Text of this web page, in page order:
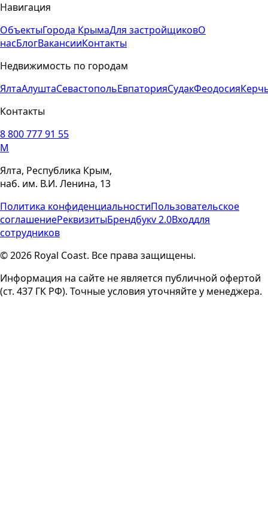
Навигация
ОбъектыГорода КрымаДля застройщиковО
насБлогВакансииКонтакты
Недвижимость по городам
ЯлтаАлуштаСевастопольЕвпаторияСудакФеодосия
Контакты
8 800 777 91 55
M
Ялта, Республика Крым,
наб. им. В.И. Ленина, 13
Политика конфиденциальностиПользовательское
соглашениеРеквизитыБрендбукv 2.0Входдля
сотрудников
© 2026 Royal Coast. Все права защищены.
Информация на сайте не является публичной офертой
(ст. 437 ГК РФ). Точные условия уточняйте у менеджера.